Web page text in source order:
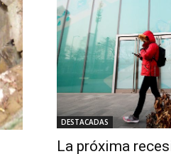
DESTACADAS
La próxima